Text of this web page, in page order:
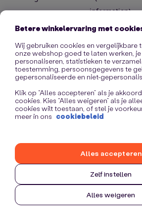
information).
Betere winkelervaring met
Wij gebruiken cookies en vergelijkbare
onze webshop goed te laten werken,
personaliseren, statistieken te
toestemming, persoonsgegevens te
gepersonaliseerde en niet-
Klik op “Alles accepteren” als je
cookies. Kies “Alles weigeren” als je
cookies wilt toestaan, of stel je
meer in ons cookiebeleid
Zelf instellen
Alles weigeren
Alles accepteren